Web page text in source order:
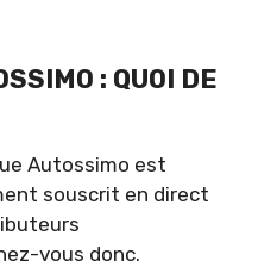
: QUOI DE
Autossimo est
souscrit en direct
vous donc.